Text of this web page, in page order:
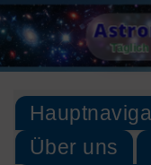
Skip
to
content
Täglich
Über uns